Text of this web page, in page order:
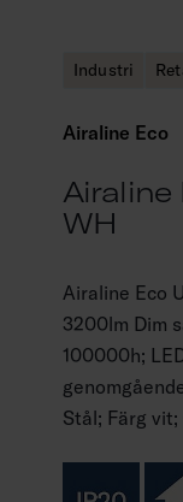
Industri
Airaline Eco
Airaline
WH
Airaline Eco
3200lm Dim
100000h;
Stål; Färg vit;